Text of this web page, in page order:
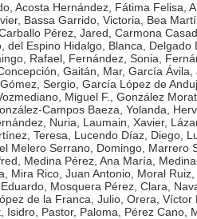
, Acosta Hernández, Fátima Felisa,
, Bassa Garrido, Victoria, Bea
Pérez, Jared, Carmona
, del Espino Hidalgo, Blanca, Delgado
Rafael, Fernández, Sonia,
, Gaitán, Mar, García Ávila,
Sergio, García López de
Miguel F., González
Campos Baeza, Yolanda,
Nuria, Laumain, Xavier,
Teresa, Lucendo Díaz, Diego,
Melero Serrano, Domingo, Marrero
, Medina Pérez, Ana María,
, Mira Rico, Juan Antonio, Moral
, Mosquera Pérez, Clara,
de la Franca, Julio, Orera, Víctor
Isidro, Pastor, Paloma, Pérez Cano,